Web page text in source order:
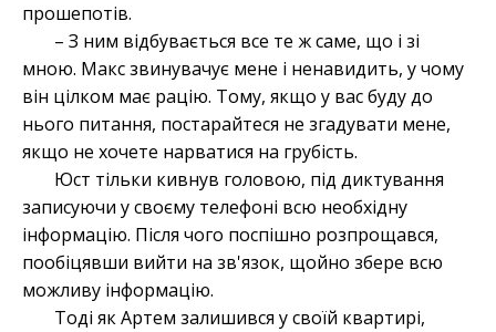
прошепотів.
– З ним відбувається все те ж саме, що і зі
мною. Макс звинувачує мене і ненавидить, у чому
він цілком має рацію. Тому, якщо у вас буду до
нього питання, постарайтеся не згадувати мене,
якщо не хочете нарватися на грубість.
Юст тільки кивнув головою, під диктування
записуючи у своєму телефоні всю необхідну
інформацію. Після чого поспішно розпрощався,
пообіцявши вийти на зв'язок, щойно збере всю
можливу інформацію.
Тоді як Артем залишився у своїй квартирі,